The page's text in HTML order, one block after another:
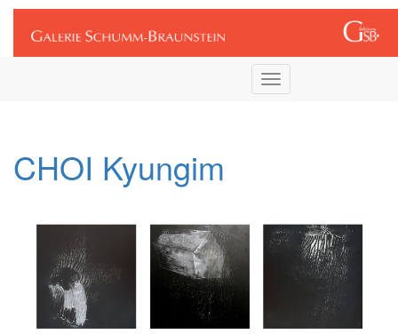
Toggle
navigation
CHOI Kyungim